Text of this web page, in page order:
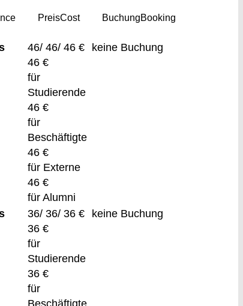
PreisCost BuchungBooking
46/ 46/ 46 €
46 €
für
Studierende
46 €
für
Beschäftigte
46 €
für Externe
46 €
für Alumni
keine Buchung
36/ 36/ 36 €
36 €
für
Studierende
36 €
für
Beschäftigte
keine Buchung